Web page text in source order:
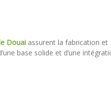
Douai assurent la fabrication et
base solide et d’une